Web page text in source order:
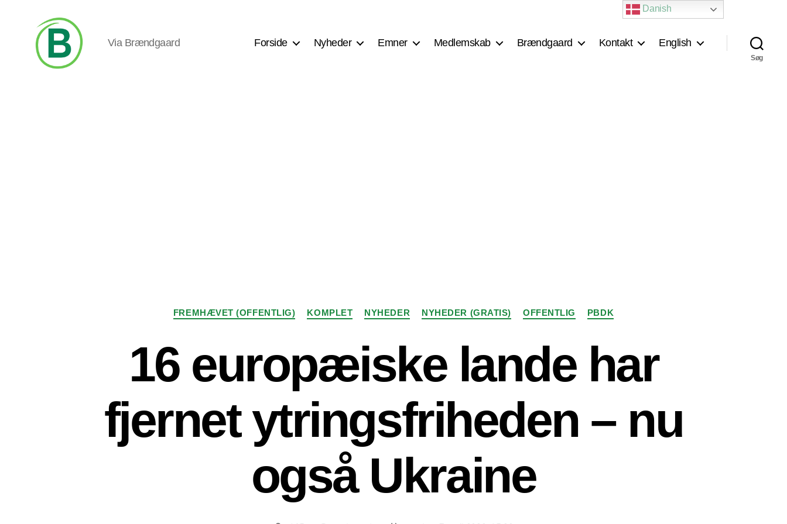
Via Brændgaard Forside Nyheder Emner Medlemskab Brændgaard Kontakt English
Søg
Kategorier
FREMHÆVET (OFFENTLIG) KOMPLET NYHEDER NYHEDER (GRATIS) OFFENTLIG PBDK
16 europæiske lande har
fjernet ytringsfriheden – nu
også Ukraine
Danish